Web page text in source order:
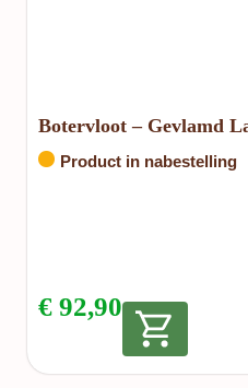
Botervloot – Gevlamd
Product in nabestelling
€ 92,90